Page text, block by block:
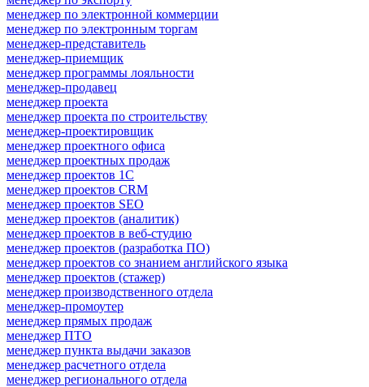
менеджер по электронной коммерции
менеджер по электронным торгам
менеджер-представитель
менеджер-приемщик
менеджер программы лояльности
менеджер-продавец
менеджер проекта
менеджер проекта по строительству
менеджер-проектировщик
менеджер проектного офиса
менеджер проектных продаж
менеджер проектов 1С
менеджер проектов CRM
менеджер проектов SEO
менеджер проектов (аналитик)
менеджер проектов в веб-студию
менеджер проектов (разработка ПО)
менеджер проектов со знанием английского языка
менеджер проектов (стажер)
менеджер производственного отдела
менеджер-промоутер
менеджер прямых продаж
менеджер ПТО
менеджер пункта выдачи заказов
менеджер расчетного отдела
менеджер регионального отдела